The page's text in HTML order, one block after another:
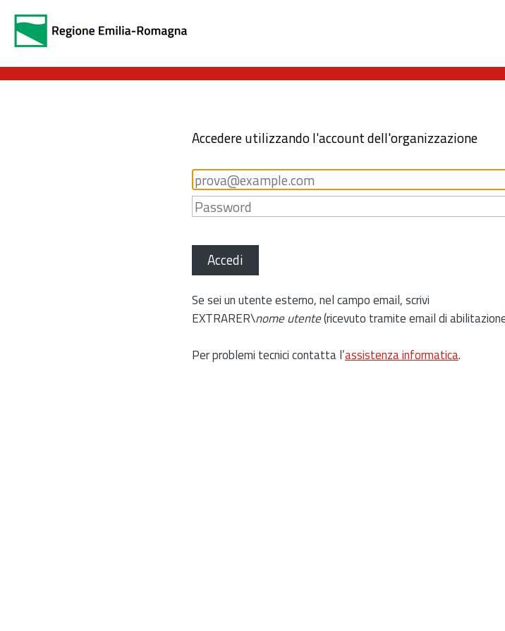
Accedere utilizzando l'account dell'organizzazione
Accedi
Se sei un utente esterno, nel campo email, scrivi
EXTRARER\nome utente(ricevuto tramite email di
Per problemi tecnici contatta l’assistenza informatica.